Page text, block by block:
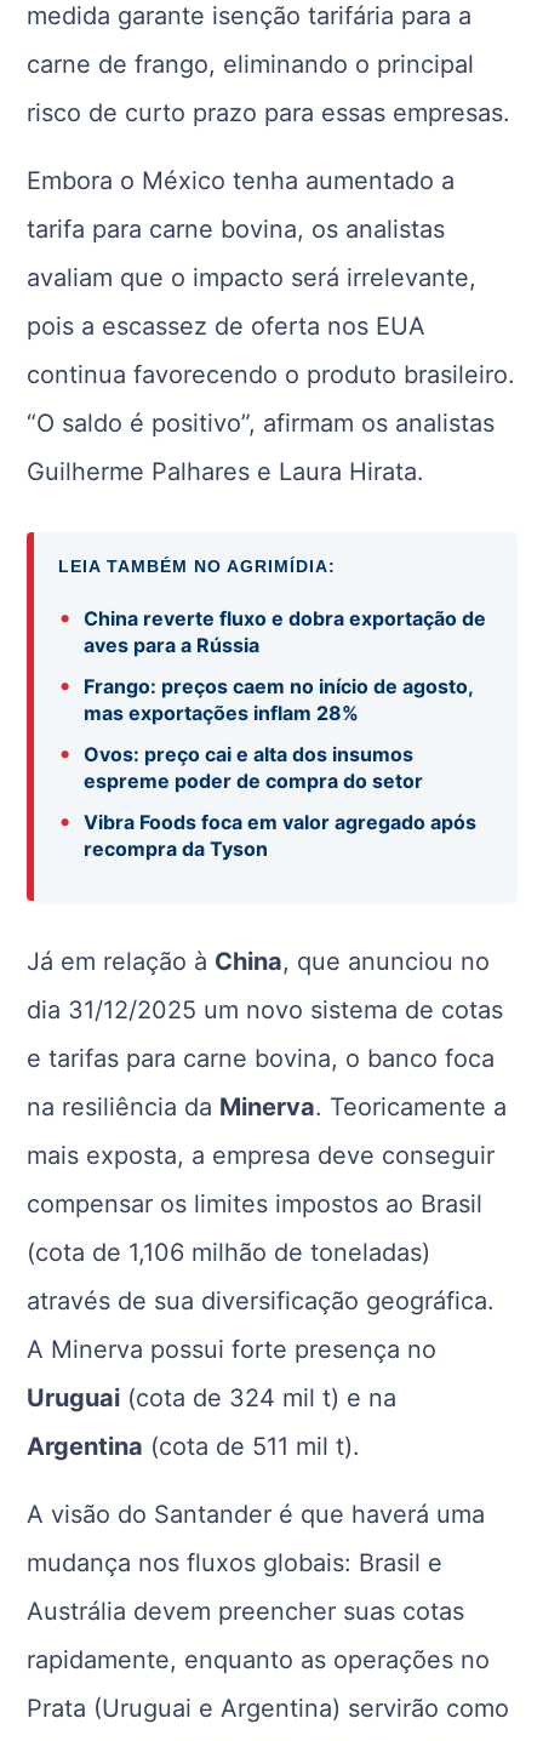
medida garante isenção tarifária para a
carne de frango, eliminando o principal
risco de curto prazo para essas empresas.
Embora o México tenha aumentado a
tarifa para carne bovina, os analistas
avaliam que o impacto será irrelevante,
pois a escassez de oferta nos EUA
continua favorecendo o produto brasileiro.
“O saldo é positivo”, afirmam os analistas
Guilherme Palhares e Laura Hirata.
LEIA TAMBÉM NO AGRIMÍDIA:
•
China reverte fluxo e dobra exportação de
aves para a Rússia
•
Frango: preços caem no início de agosto,
mas exportações inflam 28%
•
Ovos: preço cai e alta dos insumos
espreme poder de compra do setor
•
Vibra Foods foca em valor agregado após
recompra da Tyson
Já em relação à China, que anunciou no
dia 31/12/2025 um novo sistema de cotas
e tarifas para carne bovina, o banco foca
na resiliência da Minerva. Teoricamente a
mais exposta, a empresa deve conseguir
compensar os limites impostos ao Brasil
(cota de 1,106 milhão de toneladas)
através de sua diversificação geográfica.
A Minerva possui forte presença no
Uruguai (cota de 324 mil t) e na
Argentina (cota de 511 mil t).
A visão do Santander é que haverá uma
mudança nos fluxos globais: Brasil e
Austrália devem preencher suas cotas
rapidamente, enquanto as operações no
Prata (Uruguai e Argentina) servirão como